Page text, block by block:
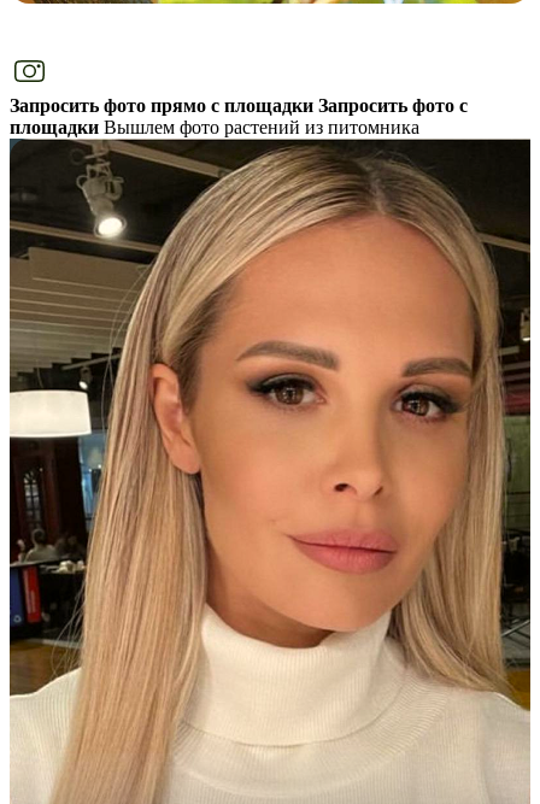
Запросить фото прямо с площадки Запросить фото с
площадки Вышлем фото растений из питомника